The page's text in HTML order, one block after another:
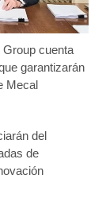
cuenta
garantizarán
Mecal
del
de